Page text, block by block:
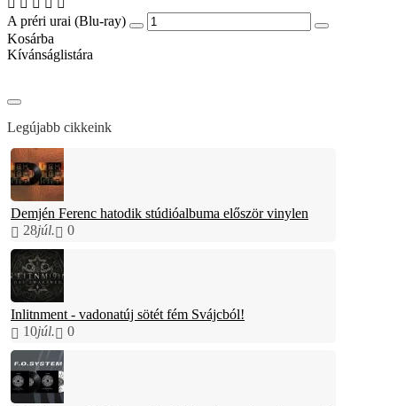
A préri urai (Blu-ray)
Kosárba
Kívánságlistára
Legújabb cikkeink
Demjén Ferenc hatodik stúdióalbuma először vinylen
28júl. 0
Inlitnment - vadonatúj sötét fém Svájcból!
10júl. 0